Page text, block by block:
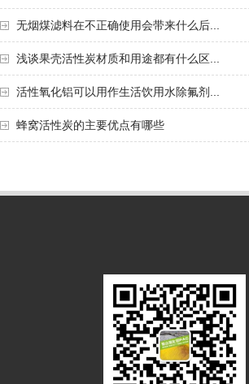
无烟煤滤料在不正确使用会带来什么后...
浅谈果壳活性炭材质和用途都有什么区...
活性氧化铝可以用作生活饮用水除氟剂...
蜂窝活性炭的主要优点有哪些